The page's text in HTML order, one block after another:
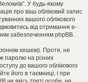
У будь-якому
про ваш обліковий запис
вашого облікового
від отримання e-
забезпеченням phpBB.
хешем). Проте, не
паролю на різних
до вашого облікового
його в таємниці, і при